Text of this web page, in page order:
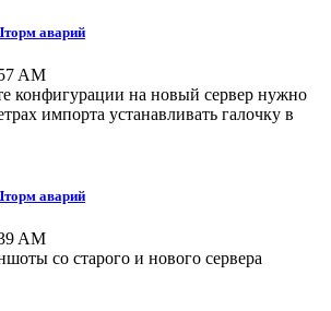
аварий
AM
конфигурации на новый сервер нужно
импорта устанавливать галочку в
аварий
AM
со старого и нового сервера